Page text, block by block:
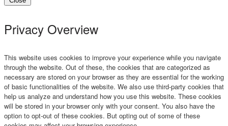
Privacy Overview
This website uses cookies to improve your experience while you navigate
through the website. Out of these, the cookies that are categorized as
necessary are stored on your browser as they are essential for the working
of basic functionalities of the website. We also use third-party cookies that
help us analyze and understand how you use this website. These cookies
will be stored in your browser only with your consent. You also have the
option to opt-out of these cookies. But opting out of some of these